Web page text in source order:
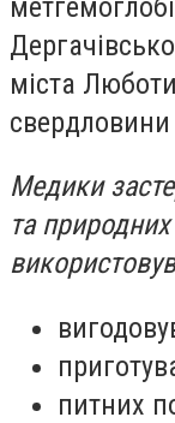
міста
свердловини
Медики
та
питних